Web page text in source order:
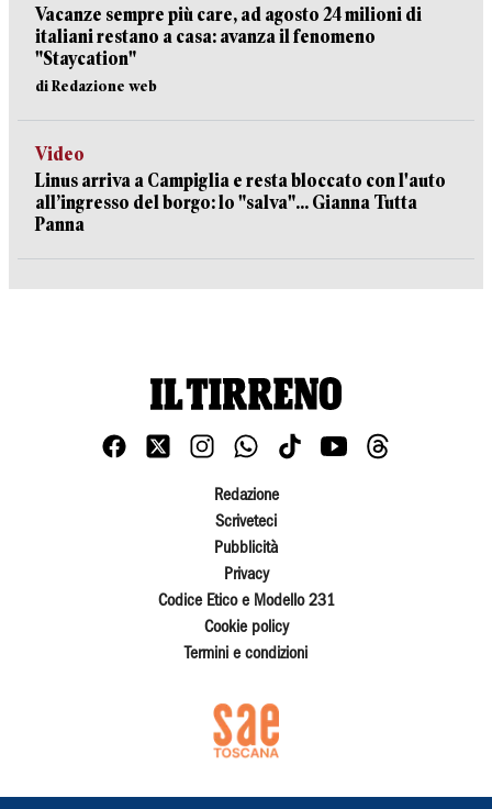
Vacanze sempre più care, ad agosto 24 milioni di
italiani restano a casa: avanza il fenomeno
"Staycation"
di Redazione web
Video
Linus arriva a Campiglia e resta bloccato con l'auto
all’ingresso del borgo: lo "salva"... Gianna Tutta
Panna
Redazione
Scriveteci
Pubblicità
Privacy
Codice Etico e Modello 231
Cookie policy
Termini e condizioni